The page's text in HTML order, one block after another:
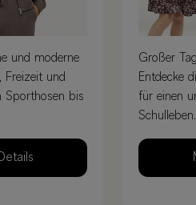
und moderne
Freizeit und
Sporthosen bis
Großer
Entdecke
für einen
Schulleben.